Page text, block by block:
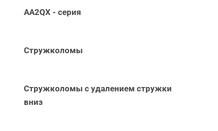
AA2QX - серия
Стружколомы
Стружколомы с удалением стружки
вниз